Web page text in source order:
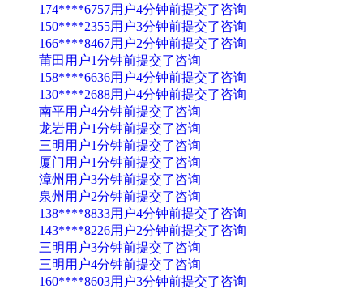
174****6757用户4分钟前提交了咨询
150****2355用户3分钟前提交了咨询
166****8467用户2分钟前提交了咨询
莆田用户1分钟前提交了咨询
158****6636用户4分钟前提交了咨询
130****2688用户4分钟前提交了咨询
南平用户4分钟前提交了咨询
龙岩用户1分钟前提交了咨询
三明用户1分钟前提交了咨询
厦门用户1分钟前提交了咨询
漳州用户3分钟前提交了咨询
泉州用户2分钟前提交了咨询
138****8833用户4分钟前提交了咨询
143****8226用户2分钟前提交了咨询
三明用户3分钟前提交了咨询
三明用户4分钟前提交了咨询
160****8603用户3分钟前提交了咨询